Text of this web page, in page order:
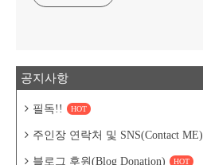
공지사항
필독!! HOT
주인장 연락처 및 SNS(Contact ME)
블로그 후원(Blog Donation) HOT